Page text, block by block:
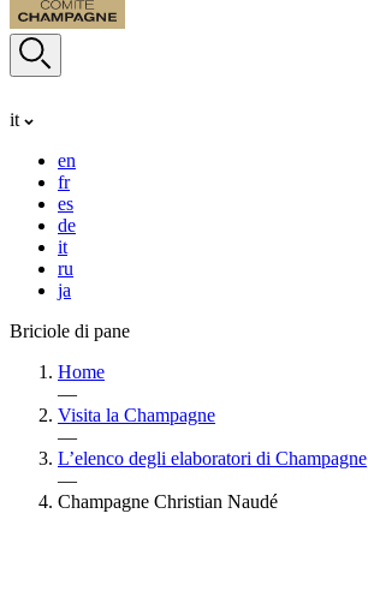
it
en
fr
es
de
it
ru
ja
Briciole di pane
Home
—
Visita la Champagne
—
L’elenco degli elaboratori di Champagne
—
Champagne Christian Naudé